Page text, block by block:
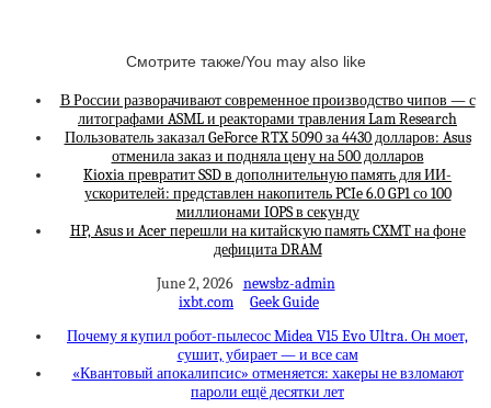
Смотрите также/You may also like
В России разворачивают современное производство чипов — с
литографами ASML и реакторами травления Lam Research
Пользователь заказал GeForce RTX 5090 за 4430 долларов: Asus
отменила заказ и подняла цену на 500 долларов
Kioxia превратит SSD в дополнительную память для ИИ-
ускорителей: представлен накопитель PCIe 6.0 GP1 со 100
миллионами IOPS в секунду
HP, Asus и Acer перешли на китайскую память CXMT на фоне
дефицита DRAM
June 2, 2026 newsbz-admin
ixbt.com
Geek Guide
Почему я купил робот-пылесос Midea V15 Evo Ultra. Он моет,
сушит, убирает — и все сам
«Квантовый апокалипсис» отменяется: хакеры не взломают
пароли ещё десятки лет